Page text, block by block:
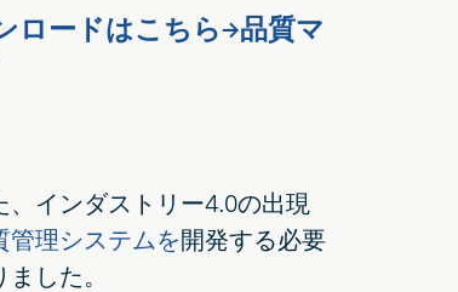
ロードはこちら→品質マ
インダストリー4.0の出現
管理システムを開発する必要
した。